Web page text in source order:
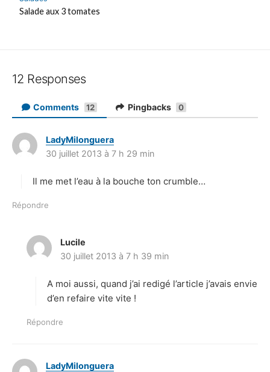
Salade aux 3 tomates
12 Responses
Comments 12 Pingbacks 0
LadyMilonguera
i
30 juillet 2013 à 7 h 29 min
Il me met l’eau à la bouche ton crumble…
Répondre
Lucile
i
:
30 juillet 2013 à 7 h 39 min
A moi aussi, quand j’ai redigé l’article j’avais envie
d’en refaire vite vite !
Répondre
LadyMilonguera